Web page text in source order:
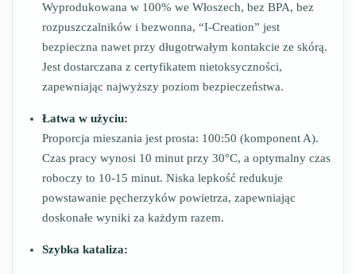
Wyprodukowana w 100% we Włoszech, bez BPA, bez
rozpuszczalników i bezwonna, “I-Creation” jest
bezpieczna nawet przy długotrwałym kontakcie ze skórą.
Jest dostarczana z certyfikatem nietoksyczności,
zapewniając najwyższy poziom bezpieczeństwa.
Łatwa w użyciu:
Proporcja mieszania jest prosta: 100:50 (komponent A).
Czas pracy wynosi 10 minut przy 30°C, a optymalny czas
roboczy to 10-15 minut. Niska lepkość redukuje
powstawanie pęcherzyków powietrza, zapewniając
doskonałe wyniki za każdym razem.
Szybka kataliza: